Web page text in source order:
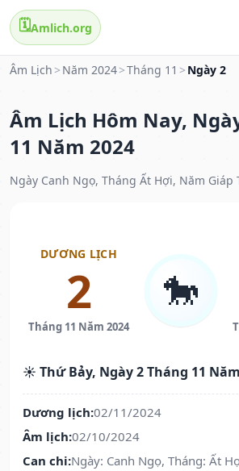
🗓️Amlich.org
Âm Lịch > Năm 2024>Tháng 11 > Ngày 2
Âm Lịch Hôm Nay,
11 Năm 2024
Ngày Canh Ngọ, Tháng Ất Hợi, Năm Giáp
DƯƠNG LỊCH
2
Tháng 11 Năm 2024
🐎
☀️ Thứ Bảy, Ngày 2 Tháng 11
Dương lịch:02/11/2024
Âm lịch:02/10/2024
Can chi:Ngày: Canh Ngọ, Tháng: Ất